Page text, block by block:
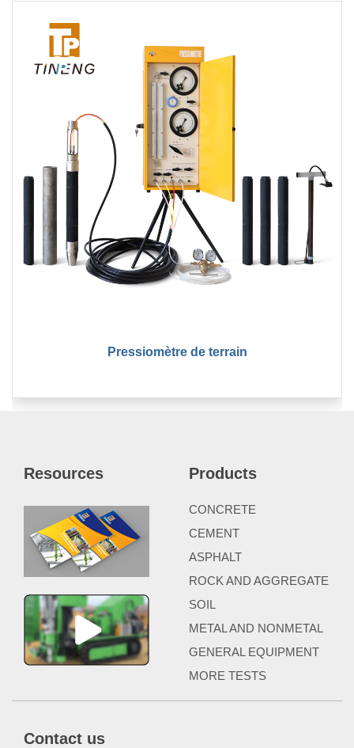
Pressiomètre de terrain
Resources Products
CONCRETE
CEMENT
ASPHALT
ROCK AND AGGREGATE
SOIL
METAL AND NONMETAL
GENERAL EQUIPMENT
MORE TESTS
Contact us